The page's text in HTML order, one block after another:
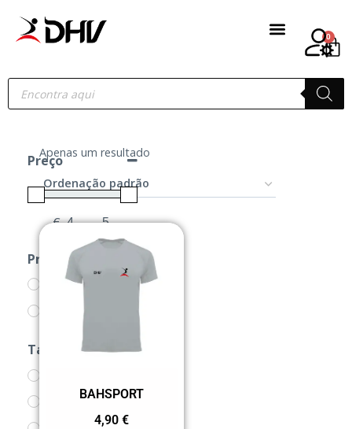
0
Preço
€
Minimum Price
-
Maximum Price
Produtos
CAMISOLAS
PRODUTOS
Tamanho
Apenas um resultado
BAHSPORT
4,90 €